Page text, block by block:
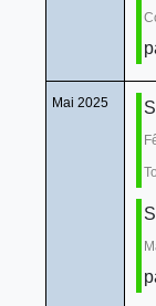
Mai 2025